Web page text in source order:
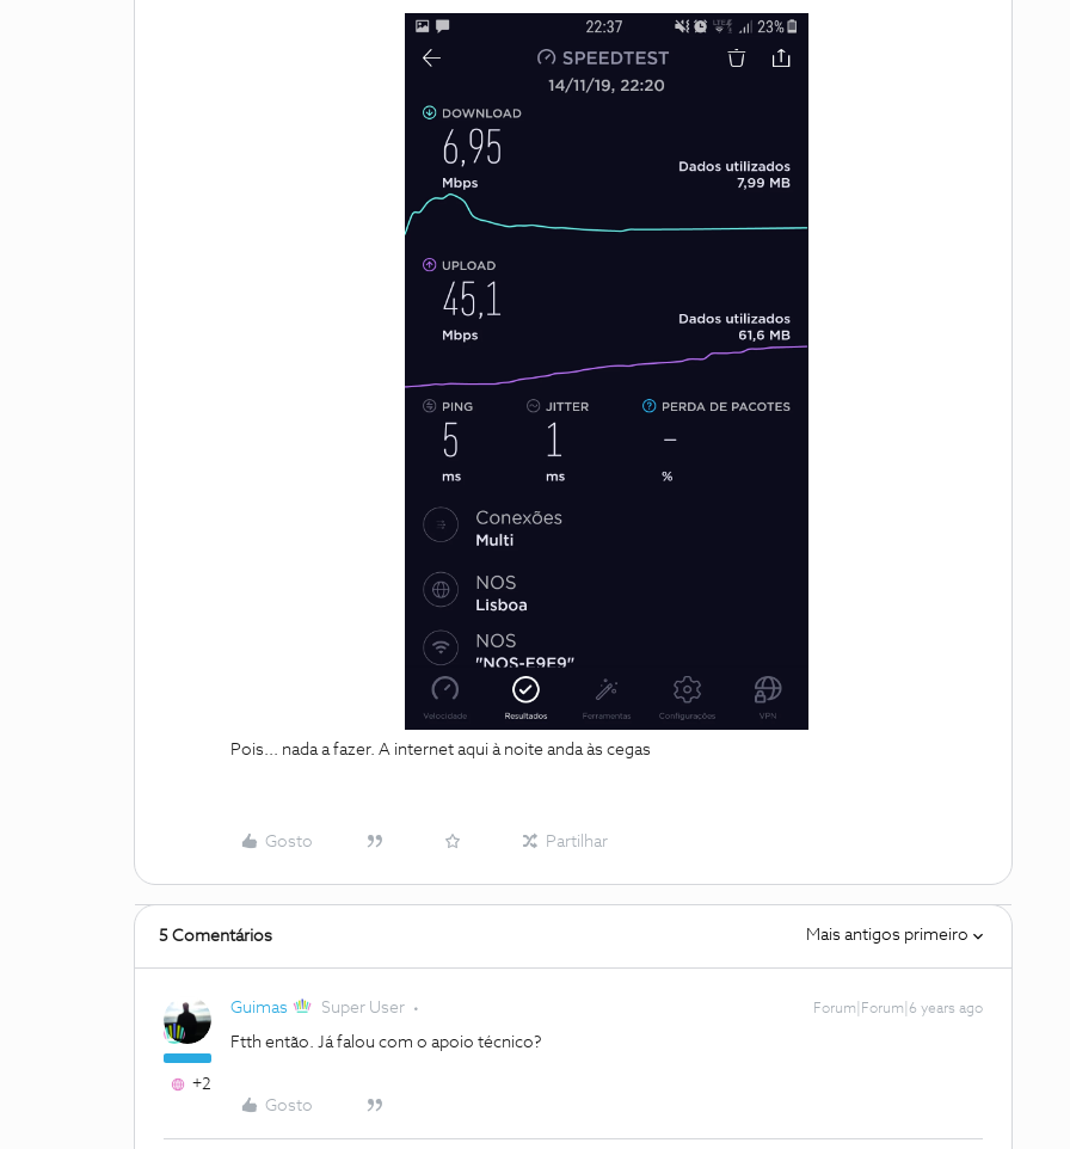
Pois... nada a fazer. A internet aqui à noite anda às cegas
Gosto Partilhar
5 Comentários Mais antigos primeiro
+2
Guimas Super User Forum|Forum|6 years ago
Ftth então. Já falou com o apoio técnico?
Gosto